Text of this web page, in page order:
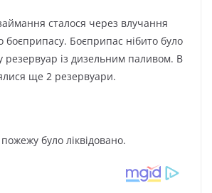
сталося через влучання
боєприпасу. Боєприпас нібито було
резервуар із дизельним паливом. В
ще 2 резервуари.
було ліквідовано.